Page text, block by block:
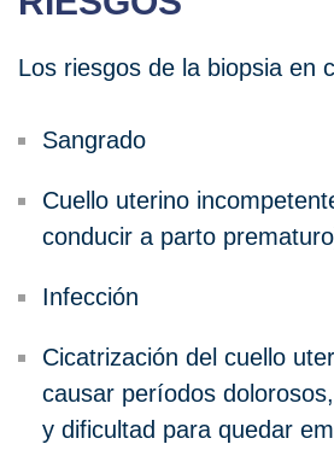
Los riesgos de la biopsia en
Sangrado
Cuello uterino
conducir a parto
Infección
Cicatrización del cuello
causar períodos
y dificultad para quedar